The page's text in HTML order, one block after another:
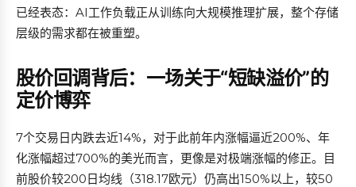
已经表态：AI工作负载正从训练向大规模推理扩展，整个存储
层级的需求都在被重塑。
股价回调背后：一场关于“短缺溢价”的
定价博弈
7个交易日内跌去近14%，对于此前年内涨幅逼近200%、年
化涨幅超过700%的美光而言，更像是对极端涨幅的修正。目
前股价较200日均线（318.17欧元）仍高出150%以上，较50